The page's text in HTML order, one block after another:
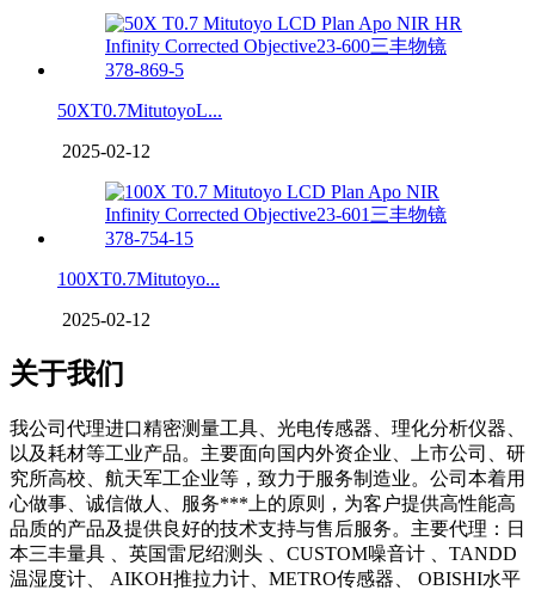
50XT0.7MitutoyoL...
2025-02-12
100XT0.7Mitutoyo...
2025-02-12
关于我们
我公司代理进口精密测量工具、光电传感器、理化分析仪器、
以及耗材等工业产品。主要面向国内外资企业、上市公司、研
究所高校、航天军工企业等，致力于服务制造业。公司本着用
心做事、诚信做人、服务***上的原则，为客户提供高性能高
品质的产品及提供良好的技术支持与售后服务。主要代理：日
本三丰量具 、英国雷尼绍测头 、CUSTOM噪音计 、TANDD
温湿度计、 AIKOH推拉力计、METRO传感器、 OBISHI水平